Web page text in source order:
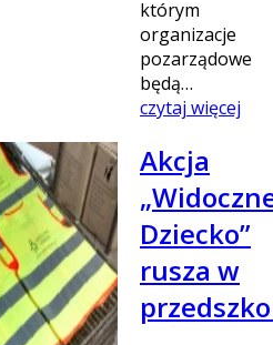
którym
organizacje
pozarządowe
będą…
czytaj więcej
Akcja
Dziecko”
rusza w